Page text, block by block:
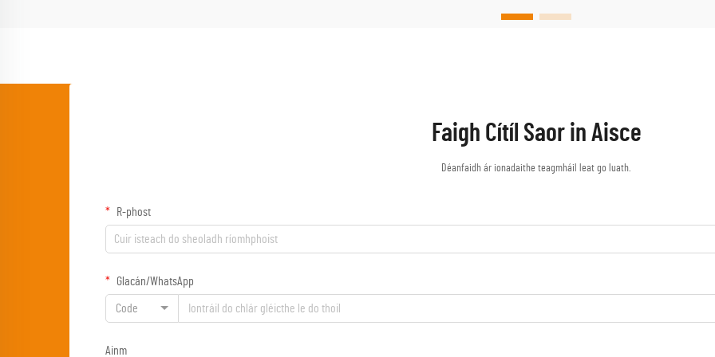
dúshláin uathúla ar bun a scuabfaidh go tapa...
Faigh Cítíl Saor in Aisce
Déanfaidh ár ionadaithe teagmháil leat go luath.
R-phost
Glacán/WhatsApp
Code
Ainm